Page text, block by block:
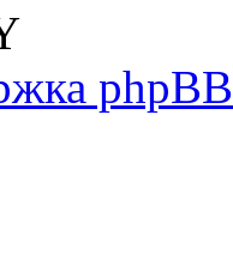
phpBB